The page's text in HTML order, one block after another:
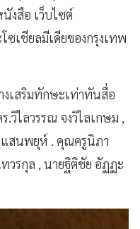
งสือ เว็บไซต์
ซเชียลมีเดียของกรุงเทพ
งเสริมทักษะเท่าทันสื่อ
วิไลวรรณ จงวิไลเกษม ,
แสนพยุห์ . คุณครูนิภา
วรกุล , นายฐิติชัย อัฏฏะ